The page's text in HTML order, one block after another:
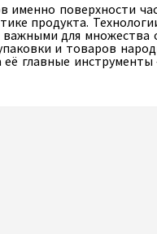
именно поверхности
продукта.
для
и товаров
её главные